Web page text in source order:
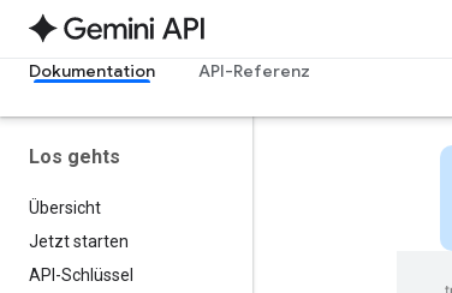
Dokumentation API-Referenz
Los gehts
Übersicht
Jetzt starten
API-Schlüssel